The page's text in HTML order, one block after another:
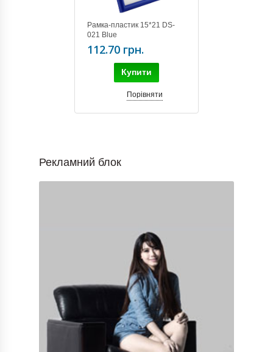
Рамка-пластик 15*21 DS-
021 Blue
112.70 грн.
Купити
Порівняти
Рекламний блок